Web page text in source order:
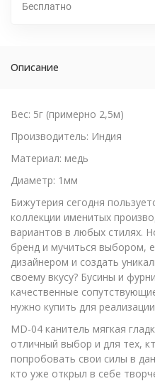
Бесплатно
Описание
Вес: 5г (примерно 2,5м)
Производитель: Индия
Материал: медь
Диаметр: 1мм
Бижутерия сегодня
коллекции именитых
вариантов в любых стилях.
бренд и мучиться выбором,
дизайнером и создать
своему вкусу? Бусины и
качественные
нужно купить для
MD-04 канитель мягкая
отличный выбор и для тех,
попробовать свои силы в
кто уже открыл в себе